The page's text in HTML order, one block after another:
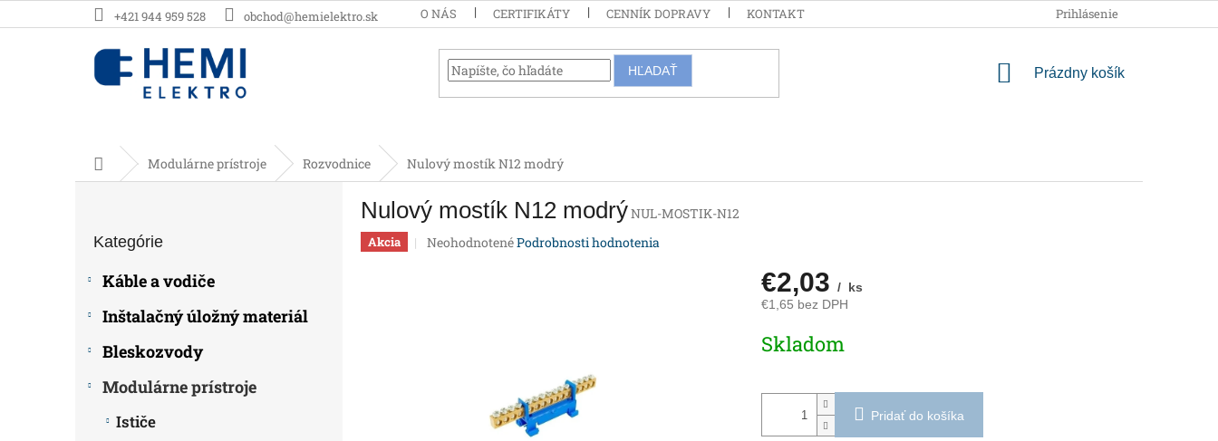
na
+421 944 959 528 obchod@hemielektro.sk O NÁS CERTIFIKÁTY CENNÍK DOPRAVY KONTAKT PODMIENKY OCHRANY
Prihlásenie
HĽADAŤ
NÁKUPNÝ
Prázdny košík
DomovModulárne prístroje Rozvodnice Nulový mostík N12 modrý
kategórie
Kategórie
Káble a vodiče
Inštalačný úložný materiál
Bleskozvody
Modulárne prístroje
Ističe
Nulový mostík N12 modrýNUL-MOSTIK-N12
Akcia
Priemerné
NeohodnotenéPodrobnosti hodnotenia
€2,03 / ks
€1,65 bez DPH
cena:
Skladom
Pridať do košíka